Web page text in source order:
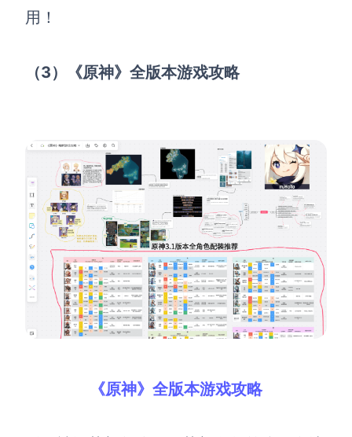
用！
（3）《原神》全版本游戏攻略
《原神》全版本游戏攻略